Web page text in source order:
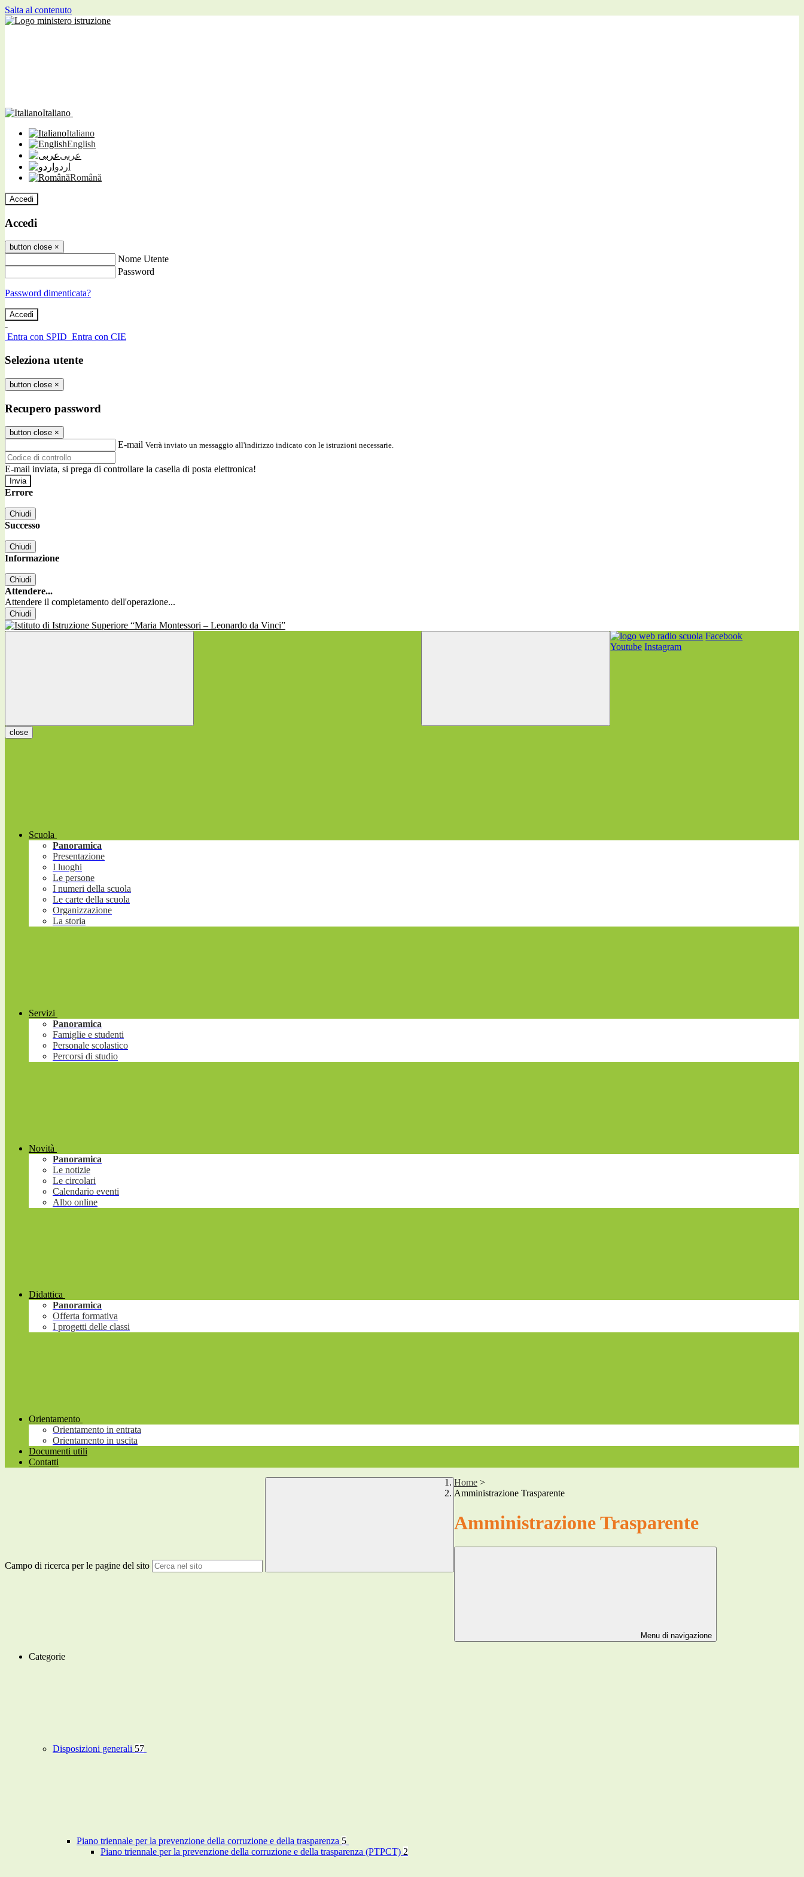
Salta al contenuto
Italiano
Italiano
English
عربى
اردو
Română
Accedi
Accedi
button close ×
Nome Utente
Password
Password dimenticata?
-
Entra con SPID Entra con CIE
Seleziona utente
button close ×
Recupero password
button close ×
E-mail Verrà inviato un messaggio all'indirizzo indicato con le istruzioni necessarie.
E-mail inviata, si prega di controllare la casella di posta elettronica!
Errore
Chiudi
Successo
Chiudi
Informazione
Chiudi
Attendere...
Attendere il completamento dell'operazione...
Chiudi
Facebook
Youtube Instagram
close
Scuola
Panoramica
Presentazione
I luoghi
Le persone
I numeri della scuola
Le carte della scuola
Organizzazione
La storia
Servizi
Panoramica
Famiglie e studenti
Personale scolastico
Percorsi di studio
Novità
Panoramica
Le notizie
Le circolari
Calendario eventi
Albo online
Didattica
Panoramica
Offerta formativa
I progetti delle classi
Orientamento
Orientamento in entrata
Orientamento in uscita
Documenti utili
Contatti
Campo di ricerca per le pagine del sito
Home >
Amministrazione Trasparente
Amministrazione Trasparente
Menu di navigazione
Categorie
Disposizioni generali 57
Piano triennale per la prevenzione della corruzione e della trasparenza 5
Piano triennale per la prevenzione della corruzione e della trasparenza (PTPCT) 2